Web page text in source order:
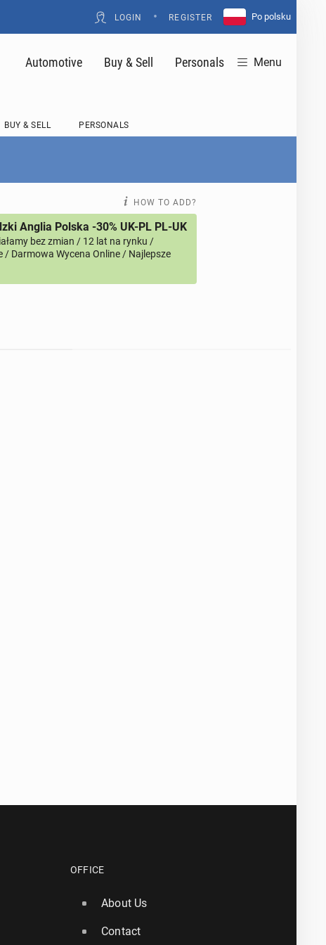
LOGIN • REGISTER Po polsku
Automotive Buy & Sell Personals Menu
BUY & SELL PERSONALS
HOW TO ADD?
Anglia Polska -30% UK-PL PL-UK
bez zmian / 12 lat na rynku /
/ Darmowa Wycena Online / Najlepsze
OFFICE
About Us
Contact